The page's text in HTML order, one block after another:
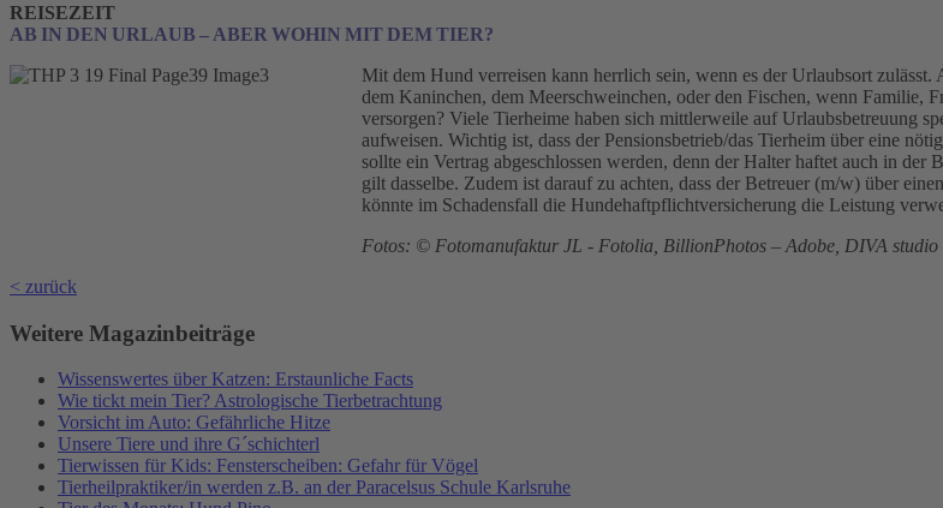
REISEZEIT
AB IN DEN URLAUB – ABER WOHIN MIT DEM TIER?
Mit dem Hund verreisen kann herrlich sein, wenn es der Urlaubsort
dem Kaninchen, dem Meerschweinchen, oder den Fischen, wenn Familie,
versorgen? Viele Tierheime haben sich mittlerweile auf Urlaubsbetreuung
aufweisen. Wichtig ist, dass der Pensionsbetrieb/das Tierheim über eine
sollte ein Vertrag abgeschlossen werden, denn der Halter haftet auch in
gilt dasselbe. Zudem ist darauf zu achten, dass der Betreuer (m/w) über
könnte im Schadensfall die Hundehaftpflichtversicherung die Leistung
Fotos: © Fotomanufaktur JL - Fotolia, BillionPhotos – Adobe, DIVA studio
< zurück
Weitere Magazinbeiträge
Wissenswertes über Katzen: Erstaunliche Facts
Wie tickt mein Tier? Astrologische Tierbetrachtung
Vorsicht im Auto: Gefährliche Hitze
Unsere Tiere und ihre G´schichterl
Tierwissen für Kids: Fensterscheiben: Gefahr für Vögel
Tierheilpraktiker/in werden z.B. an der Paracelsus Schule Karlsruhe